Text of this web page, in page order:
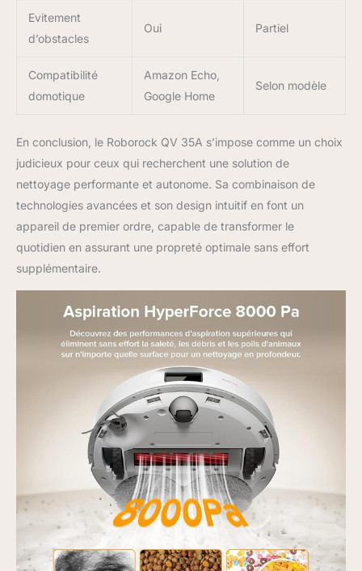
nettoyage efficace. Il
cartographie multi-
étages jusqu'à 4
niveaux, permettant au
s'adapter parfaitement à
votre espace et de
besoins de nettoyage.
Compagnon de
nettoyage ultime :
l'application Roborock
intègre diverses
notamment des
itinéraires personnalisés,
nettoyage, la
configuration des
verrouillages enfants, la
gestion des cartes, la
vérification de l'état de la
machine, etc. L'robot
aspirateur laveur
fonctionne également
avec la montre, les
widgets et les appareils
de commande vocale
tiers pour un accès
rapide et un nettoyage
plus pratique.
Evitement
d’obstacles
Oui Partiel
Compatibilité
domotique
Amazon Echo,
Google Home
Selon modèle
En conclusion, le Roborock QV 35A s’impose comme un choix
judicieux pour ceux qui recherchent une solution de
nettoyage performante et autonome. Sa combinaison de
technologies avancées et son design intuitif en font un
appareil de premier ordre, capable de transformer le
quotidien en assurant une propreté optimale sans effort
supplémentaire.